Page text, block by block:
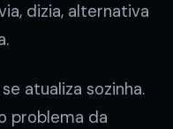
dizia, alternativa
atualiza sozinha.
problema da